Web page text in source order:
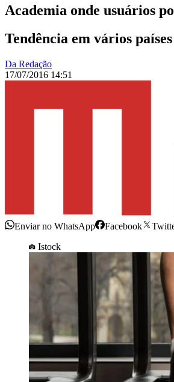
Academia onde usuários
Tendência em vários
Da Redação
17/07/2016 14:51
Enviar no WhatsApp Facebook
Istock